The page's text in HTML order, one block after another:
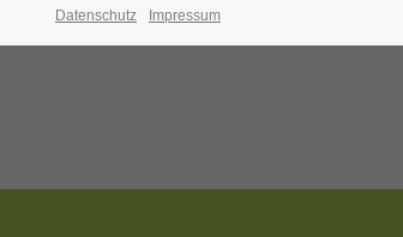
Datenschutz Impressum